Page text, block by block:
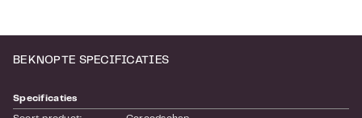
BEKNOPTE SPECIFICATIES
Specificaties